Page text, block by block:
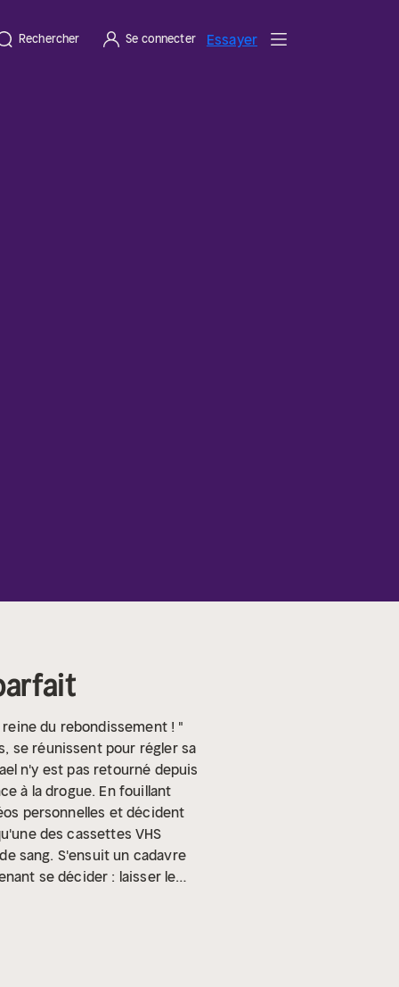
Rechercher Se connecter Essayer
reine du rebondissement ! "
se réunissent pour régler sa
n'y est pas retourné depuis
à la drogue. En fouillant
personnelles et décident
des cassettes VHS
sang. S'ensuit un cadavre
se décider : laisser le